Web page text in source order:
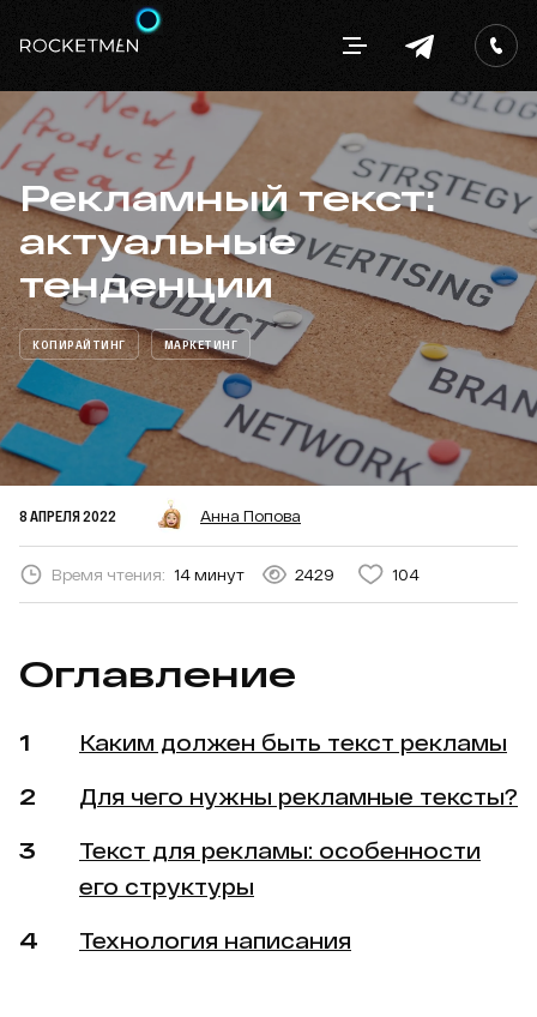
Рекламный текст:
актуальные
тенденции
КОПИРАЙТИНГ МАРКЕТИНГ
8 АПРЕЛЯ 2022 Анна Попова
Время чтения: 14 минут 2429 104
Оглавление
Каким должен быть текст рекламы
Для чего нужны рекламные тексты?
Текст для рекламы: особенности
его структуры
Технология написания